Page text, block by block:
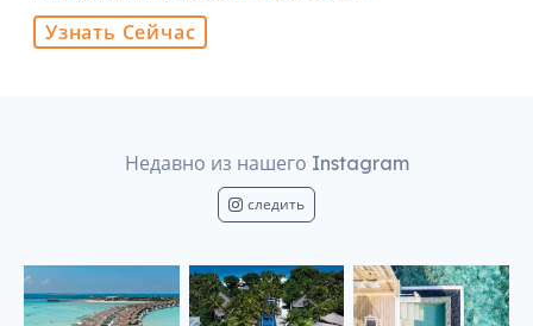
Узнать Сейчас
Недавно из нашего Instagram
следить